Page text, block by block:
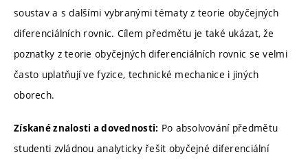
soustav a s dalšími vybranými tématy z teorie obyčejných
diferenciálních rovnic. Cílem předmětu je také ukázat, že
poznatky z teorie obyčejných diferenciálních rovnic se velmi
často uplatňují ve fyzice, technické mechanice i jiných
oborech.
Získané znalosti a dovednosti: Po absolvování předmětu
studenti zvládnou analyticky řešit obyčejné diferenciální